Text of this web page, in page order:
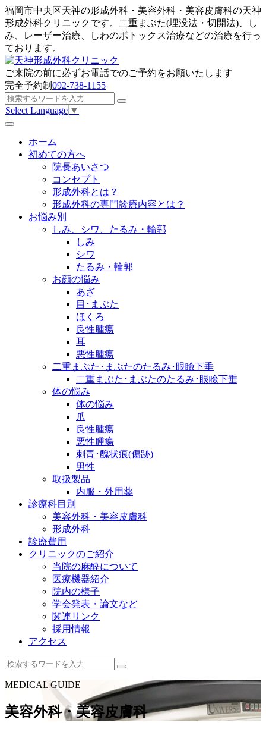
福岡市中央区天神の形成外科・美容外科・美容皮膚科の天神
形成外科クリニックです。二重まぶた(埋没法・切開法)、し
み、レーザー治療、しわのボトックス治療などの治療を行っ
ております。
ご来院の前に必ずお電話でのご予約をお願いたします
完全予約制 092-738-1155
Select Language ▼
ホーム
初めての方へ
院長あいさつ
コンセプト
形成外科とは？
形成外科の専門診療内容とは？
お悩み別
しみ、シワ、たるみ・輪郭
しみ
シワ
たるみ・輪郭
お顔の悩み
あざ
目･まぶた
ほくろ
良性腫瘍
耳
悪性腫瘍
二重まぶた･まぶたのたるみ･眼瞼下垂
二重まぶた･まぶたのたるみ･眼瞼下垂
体の悩み
体の悩み
爪
良性腫瘍
悪性腫瘍
刺青･醜状痕(傷跡)
男性
取扱製品
内服・外用薬
診療科目別
美容外科・美容皮膚科
形成外科
診療費用
クリニックのご紹介
当院の麻酔について
医療機器紹介
院内の様子
学会発表・論文など
関連リンク
採用情報
アクセス
MEDICAL GUIDE
美容外科・美容皮膚科